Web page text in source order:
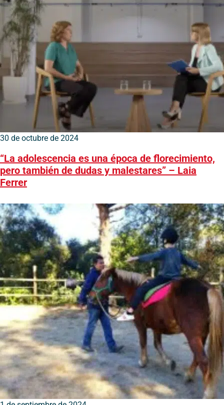
30 de octubre de 2024
“La adolescencia es una época de florecimiento,
pero también de dudas y malestares” – Laia
Ferrer